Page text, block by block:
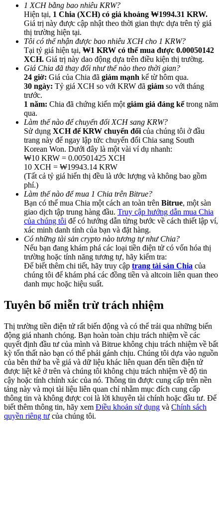
Giới thiệu
Mời một người bạn để nhận phần thưởng tiền mặt
Deposit CASHCAT & Win
Deposit CASHCAT & Win
Share 500000 CASHCAT prize pool
Exclusive for BitMart Users
Precious Metals Trading Carnival
Trade Gold & Silver · 33,333 USDT Bonus
USDT New User Exclusive 10% APR
USDT Flexible Staking | Daily Rewards
1 XCH bằng bao nhiêu KRW?
Hiện tại, 1 Chia (XCH) có giá khoảng ₩1994.31 KRW.
Giá trị này được cập nhật theo thời gian thực dựa trên tỷ giá
thị trường hiện tại.
Tôi có thể nhận được bao nhiêu XCH cho 1 KRW?
Tại tỷ giá hiện tại, ₩1 KRW có thể mua được 0.00050142
XCH. Giá trị này dao động dựa trên điều kiện thị trường.
Giá Chia đã thay đổi như thế nào theo thời gian?
24 giờ: Giá của Chia đã giảm mạnh kể từ hôm qua.
30 ngày: Tỷ giá XCH so với KRW đã giảm so với tháng
trước.
1 năm: Chia đã chứng kiến một giảm giá đáng kểtrong năm
qua.
Làm thế nào để chuyển đổi XCH sang KRW?
Sử dụng XCH để KRW chuyển đổi của chúng tôi ở đầu
trang này để ngay lập tức chuyển đổi Chia sang South
Korean Won. Dưới đây là một vài ví dụ nhanh:
₩10 KRW = 0.00501425 XCH
10 XCH = ₩19943.14 KRW
(Tất cả tỷ giá hiển thị đều là ước lượng và không bao gồm
phí.)
Làm thế nào để mua 1 Chia trên Bitrue?
Bạn có thể mua Chia một cách an toàn trên Bitrue, một sàn
giao dịch tập trung hàng đầu. Truy cập hướng dẫn mua Chia
của chúng tôi để có hướng dẫn từng bước về cách thiết lập ví,
xác minh danh tính của bạn và đặt hàng.
Có những tài sản crypto nào tương tự như Chia?
Nếu bạn đang khám phá các loại tiền điện tử có vốn hóa thị
trường hoặc tính năng tương tự, hãy kiểm tra:
Để biết thêm chi tiết, hãy truy cập trang tài sản Chia của
chúng tôi để khám phá các đồng tiền và altcoin liên quan theo
danh mục hoặc hiệu suất.
Tuyên bố miễn trừ trách nhiệm
Thị trường tiền điện tử rất biến động và có thể trải qua những biến
động giá nhanh chóng. Bạn hoàn toàn chịu trách nhiệm về các
quyết định đầu tư của mình và Bitrue không chịu trách nhiệm về bất
kỳ tổn thất nào bạn có thể phải gánh chịu. Chúng tôi dựa vào nguồn
của bên thứ ba về giá và dữ liệu khác liên quan đến tiền điện tử
được liệt kê ở trên và chúng tôi không chịu trách nhiệm về độ tin
cậy hoặc tính chính xác của nó. Thông tin được cung cấp trên nền
tảng này và mọi tài liệu liên quan chỉ nhằm mục đích cung cấp
thông tin và không được coi là lời khuyên tài chính hoặc đầu tư. Để
biết thêm thông tin, hãy xem Điều khoản sử dụng và Chính sách
quyền riêng tư của chúng tôi.